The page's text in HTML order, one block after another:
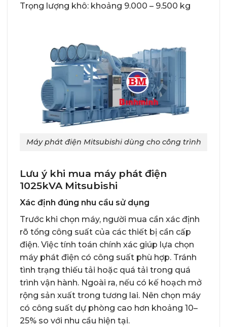
Trọng lượng khô: khoảng 9.000 – 9.500 kg
Máy phát điện Mitsubishi dùng cho công trình
Lưu ý khi mua máy phát điện
1025kVA Mitsubishi
Xác định đúng nhu cầu sử dụng
Trước khi chọn máy, người mua cần xác định
rõ tổng công suất của các thiết bị cần cấp
điện. Việc tính toán chính xác giúp lựa chọn
máy phát điện có công suất phù hợp. Tránh
tình trạng thiếu tải hoặc quá tải trong quá
trình vận hành. Ngoài ra, nếu có kế hoạch mở
rộng sản xuất trong tương lai. Nên chọn máy
có công suất dự phòng cao hơn khoảng 10–
25% so với nhu cầu hiện tại.